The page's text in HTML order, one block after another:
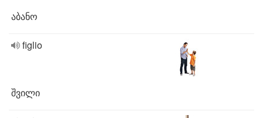
აბანო
figlio
შვილი